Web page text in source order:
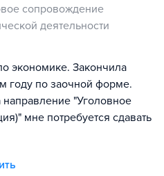
сопровождение
деятельности
экономике. Закончила
году по заочной форме.
"Уголовное
мне потребуется сдавать